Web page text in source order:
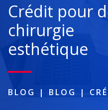
Crédit pour
chirurgie
esthétique
BLOG | BLOG |